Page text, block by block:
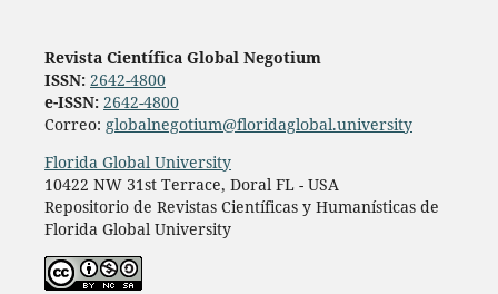
Revista Científica Global Negotium
ISSN: 2642-4800
e-ISSN: 2642-4800
Correo: globalnegotium@floridaglobal.university
Florida Global University
10422 NW 31st Terrace, Doral FL - USA
Repositorio de Revistas Científicas y Humanísticas de
Florida Global University